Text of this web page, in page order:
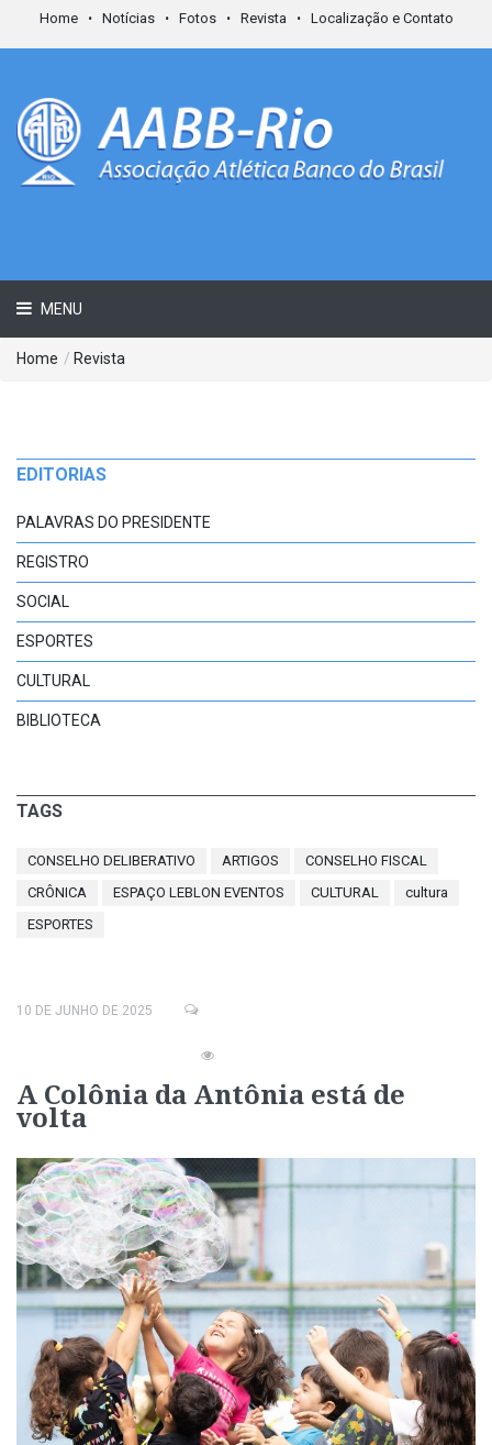
Home Notícias Fotos Revista Localização e Contato
MENU
Home / Revista
EDITORIAS
PALAVRAS DO PRESIDENTE
REGISTRO
SOCIAL
ESPORTES
CULTURAL
BIBLIOTECA
TAGS
CONSELHO DELIBERATIVO ARTIGOS
CONSELHO FISCAL
CRÔNICA
ESPAÇO LEBLON EVENTOS CULTURAL
cultura
ESPORTES
10 DE JUNHO DE 2025
A Colônia da Antônia está de
volta